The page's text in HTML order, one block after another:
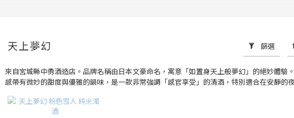
天上夢幻 篩選
來自宮城縣中勇酒造店。品牌名稱由日本文豪命名，寓意「如置身天上般夢幻」的絕妙體
感帶有微妙的甜度與優雅的韻味，是一款非常強調「感官享受」的清酒，特別適合在安靜的